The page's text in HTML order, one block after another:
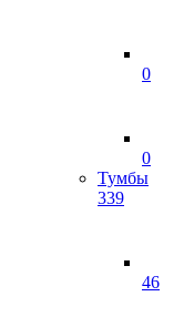
0
0
Тумбы
339
46